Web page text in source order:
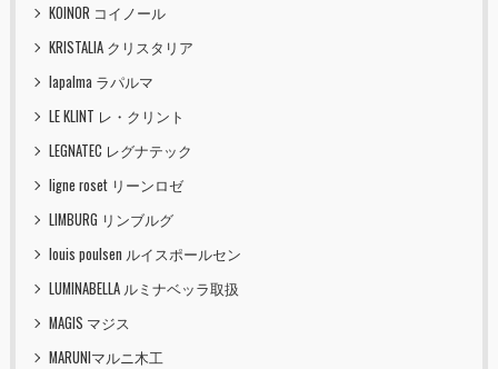
KOINOR コイノール
KRISTALIA クリスタリア
lapalma ラパルマ
LE KLINT レ・クリント
LEGNATEC レグナテック
ligne roset リーンロゼ
LIMBURG リンブルグ
louis poulsen ルイスポールセン
LUMINABELLA ルミナベッラ取扱
MAGIS マジス
MARUNIマルニ木工